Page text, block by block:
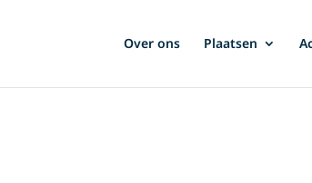
Over ons Plaatsen